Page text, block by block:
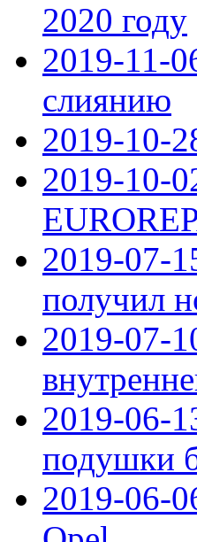
2020 году
2019-11-
слиянию
2019-10-
2019-10-
2019-07-
получил
2019-07-
2019-06-
подушки
2019-06-